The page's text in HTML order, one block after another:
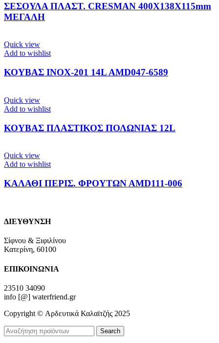
ΣΕΣΟΥΛΑ ΠΛΑΣΤ. CRESMAN 400X138X115mm
ΜΕΓΑΛΗ
Quick view
Add to wishlist
ΚΟΥΒΑΣ ΙΝΟΧ-201 14L AMD047-6589
Quick view
Add to wishlist
ΚΟΥΒΑΣ ΠΛΑΣΤΙΚΟΣ ΠΟΛΩΝΙΑΣ 12L
Quick view
Add to wishlist
ΚΑΛΑΘΙ ΠΕΡΙΣ. ΦΡΟΥΤΩΝ ΑMD111-006
ΔΙΕΥΘΥΝΣΗ
Σίφνου & Ξιφιλίνου
Κατερίνη, 60100
ΕΠΙΚΟΙΝΩΝΙΑ
23510 34090
info [@] waterfriend.gr
Copyright © Αρδευτικά Καλαϊτζής 2025
Search